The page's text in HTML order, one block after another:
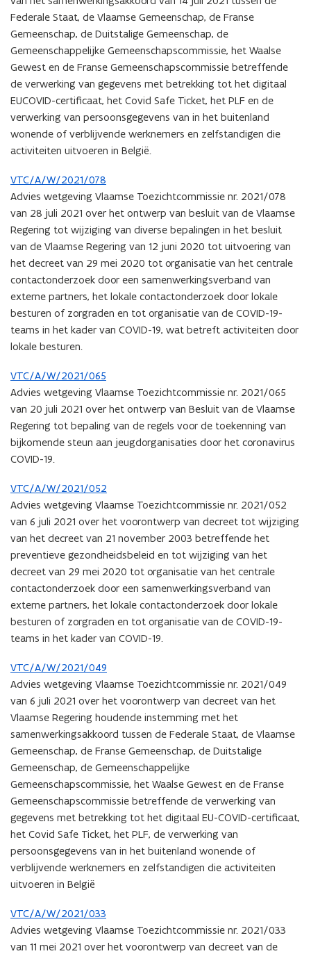
Federale Staat, de Vlaamse Gemeenschap, de Franse
Gemeenschap, de Duitstalige Gemeenschap, de
Gemeenschappelijke Gemeenschapscommissie, het Waalse
Gewest en de Franse Gemeenschapscommissie betreffende
de verwerking van gegevens met betrekking tot het digitaal
EUCOVID-certificaat, het Covid Safe Ticket, het PLF en de
verwerking van persoonsgegevens van in het buitenland
wonende of verblijvende werknemers en zelfstandigen die
activiteiten uitvoeren in België.
VTC/A/W/2021/078
Advies wetgeving Vlaamse Toezichtcommissie nr. 2021/078
van 28 juli 2021 over het ontwerp van besluit van de Vlaamse
Regering tot wijziging van diverse bepalingen in het besluit
van de Vlaamse Regering van 12 juni 2020 tot uitvoering van
het decreet van 29 mei 2020 tot organisatie van het centrale
contactonderzoek door een samenwerkingsverband van
externe partners, het lokale contactonderzoek door lokale
besturen of zorgraden en tot organisatie van de COVID-19-
teams in het kader van COVID-19, wat betreft activiteiten door
lokale besturen.
VTC/A/W/2021/065
Advies wetgeving Vlaamse Toezichtcommissie nr. 2021/065
van 20 juli 2021 over het ontwerp van Besluit van de Vlaamse
Regering tot bepaling van de regels voor de toekenning van
bijkomende steun aan jeugdorganisaties door het coronavirus
COVID-19.
VTC/A/W/2021/052
Advies wetgeving Vlaamse Toezichtcommissie nr. 2021/052
van 6 juli 2021 over het voorontwerp van decreet tot wijziging
van het decreet van 21 november 2003 betreffende het
preventieve gezondheidsbeleid en tot wijziging van het
decreet van 29 mei 2020 tot organisatie van het centrale
contactonderzoek door een samenwerkingsverband van
externe partners, het lokale contactonderzoek door lokale
besturen of zorgraden en tot organisatie van de COVID-19-
teams in het kader van COVID-19.
VTC/A/W/2021/049
Advies wetgeving Vlaamse Toezichtcommissie nr. 2021/049
van 6 juli 2021 over het voorontwerp van decreet van het
Vlaamse Regering houdende instemming met het
samenwerkingsakkoord tussen de Federale Staat, de Vlaamse
Gemeenschap, de Franse Gemeenschap, de Duitstalige
Gemeenschap, de Gemeenschappelijke
Gemeenschapscommissie, het Waalse Gewest en de Franse
Gemeenschapscommissie betreffende de verwerking van
gegevens met betrekking tot het digitaal EU-COVID-certificaat,
het Covid Safe Ticket, het PLF, de verwerking van
persoonsgegevens van in het buitenland wonende of
verblijvende werknemers en zelfstandigen die activiteiten
uitvoeren in België
VTC/A/W/2021/033
Advies wetgeving Vlaamse Toezichtcommissie nr. 2021/033
van 11 mei 2021 over het voorontwerp van decreet van de